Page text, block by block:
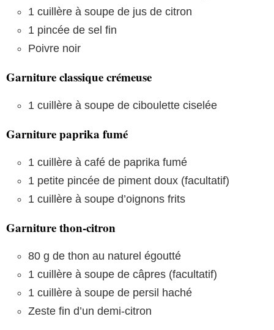
1 cuillère à soupe de jus de citron
1 pincée de sel fin
Poivre noir
Garniture classique crémeuse
1 cuillère à soupe de ciboulette ciselée
Garniture paprika fumé
1 cuillère à café de paprika fumé
1 petite pincée de piment doux (facultatif)
1 cuillère à soupe d’oignons frits
Garniture thon-citron
80 g de thon au naturel égoutté
1 cuillère à soupe de câpres (facultatif)
1 cuillère à soupe de persil haché
Zeste fin d’un demi-citron